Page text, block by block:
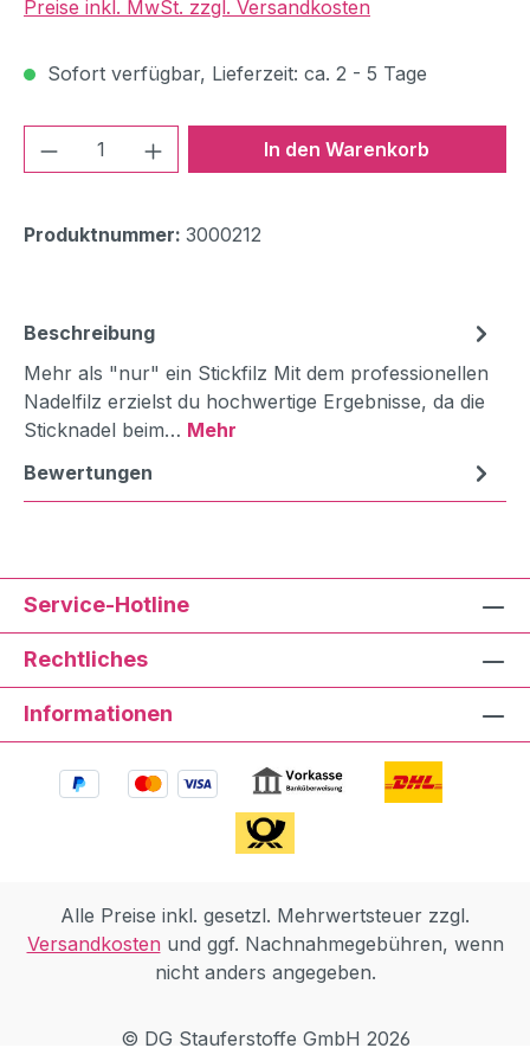
Preise inkl. MwSt. zzgl. Versandkosten
Sofort verfügbar, Lieferzeit: ca. 2 - 5 Tage
Produkt Anzahl: Gib denIn den Warenkorb
Produktnummer: 3000212
Beschreibung
Mehr als "nur" ein Stickfilz Mit dem professionellen
Nadelfilz erzielst du hochwertige Ergebnisse, da die
Sticknadel beim… Mehr
Bewertungen
Service-Hotline
Rechtliches
Informationen
Alle Preise inkl. gesetzl. Mehrwertsteuer zzgl.
Versandkosten und ggf. Nachnahmegebühren, wenn
nicht anders angegeben.
© DG Stauferstoffe GmbH 2026